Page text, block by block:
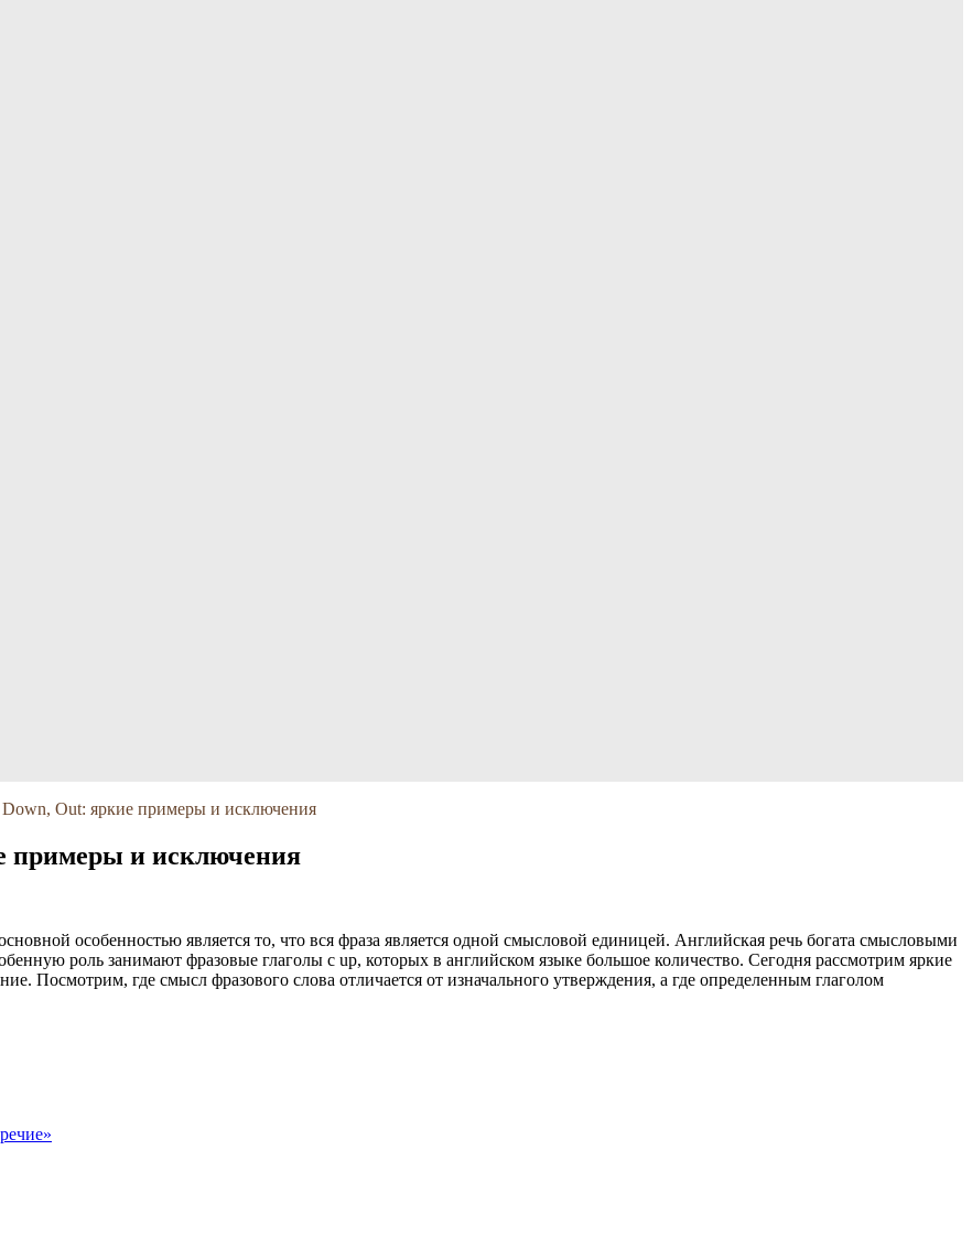
Out: яркие примеры и исключения
примеры и исключения
особенностью является то, что вся фраза является одной смысловой единицей. Английская речь богата смысловыми
роль занимают фразовые глаголы с up, которых в английском языке большое количество. Сегодня рассмотрим яркие
Посмотрим, где смысл фразового слова отличается от изначального утверждения, а где определенным глаголом